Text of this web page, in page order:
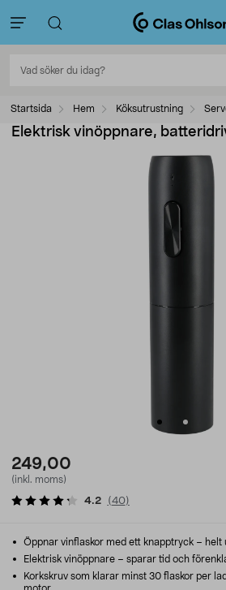
Startsida Hem Köksutrustning
Elektrisk vinöppnare,
249,00
(inkl. moms)
4.2 (40)
Öppnar vinflaskor med ett knapptryck – helt
Elektrisk vinöppnare – sparar tid och
Korkskruv som klarar minst 30 flaskor per